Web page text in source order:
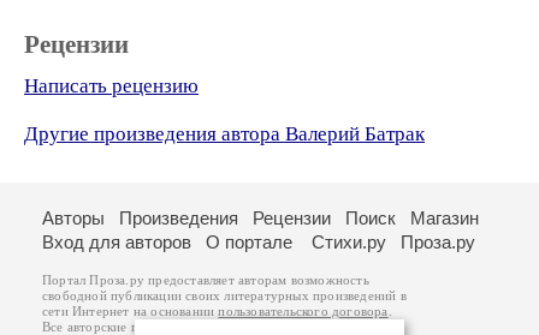
Рецензии
Написать рецензию
Другие произведения автора Валерий Батрак
Авторы Произведения Рецензии Поиск
Магазин
Вход для авторов
О портале Стихи.ру Проза.ру
Портал Проза.ру предоставляет авторам возможность
свободной публикации своих литературных произведений в
сети Интернет на основаниипользовательского договора
Все авторские права на произведения принадлежат авторам